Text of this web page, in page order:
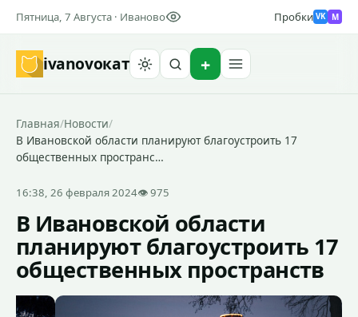
Пятница, 7 Августа · Иваново Пробки VK M
ivanovoкат
Главная/Новости/
В Ивановской области планируют благоустроить 17
общественных пространс…
16:38, 26 февраля 2024👁 975
В Ивановской области
планируют благоустроить 17
общественных пространств